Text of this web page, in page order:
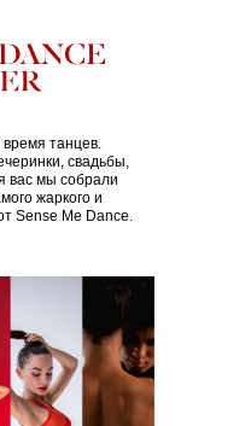
танцев.
свадьбы,
вас мы собрали
жаркого и
Sense Me Dance.